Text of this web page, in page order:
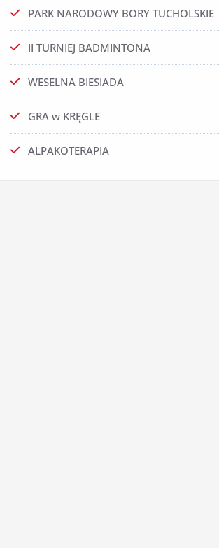
PARK NARODOWY BORY TUCHOLSKIE
II TURNIEJ BADMINTONA
WESELNA BIESIADA
GRA w KRĘGLE
ALPAKOTERAPIA